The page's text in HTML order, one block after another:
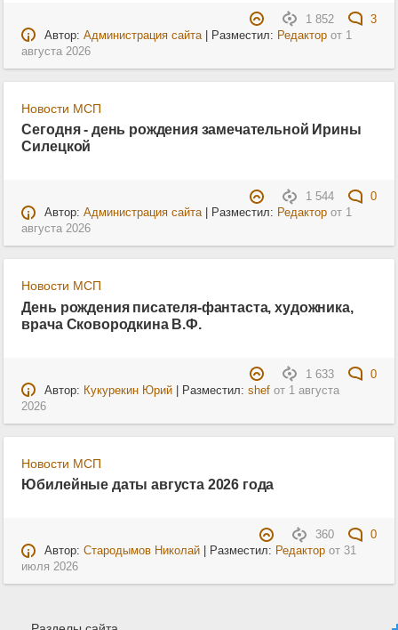
1 852
3
Автор: Администрация сайта| Разместил: Редакторот 1
августа 2026
Новости МСП
Сегодня - день рождения замечательной Ирины
Силецкой
1 544
0
Автор: Администрация сайта| Разместил: Редакторот 1
августа 2026
Новости МСП
День рождения писателя-фантаста, художника,
врача Сковородкина В.Ф.
1 633
0
Автор: Кукурекин Юрий| Разместил: shefот 1 августа
2026
Новости МСП
Юбилейные даты августа 2026 года
360
0
Автор: Стародымов Николай| Разместил: Редакторот 31
июля 2026